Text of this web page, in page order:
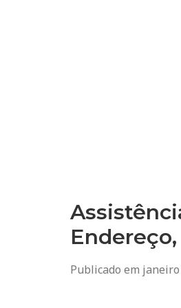
Endereço,
Publicado em janeiro